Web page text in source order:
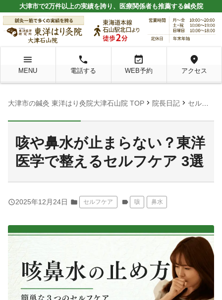
大津市で2万件以上の実績を誇り、医療関係者も推薦する鍼灸院
menu
MENU
local_phone
電話する
event_available
WEB予約
location_on
アクセス
大津市の鍼灸 東洋はり灸院大津石山院 TOP chevron_right 院長日記 chevron_right セルフケア
咳や鼻水が止まらない？東洋
医学で整えるセルフケア 3選
query_builder2025年12月24日 folder セルフケア label 咳 鼻水